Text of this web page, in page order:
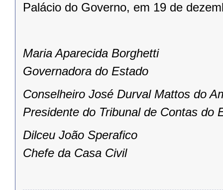
Palácio do Governo, em 19 de
Maria Aparecida Borghetti
Governadora do Estado
Conselheiro José Durval Mattos do
Presidente do Tribunal de Contas do
Dilceu João Sperafico
Chefe da Casa Civil